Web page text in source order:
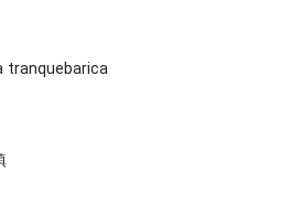
tranquebarica